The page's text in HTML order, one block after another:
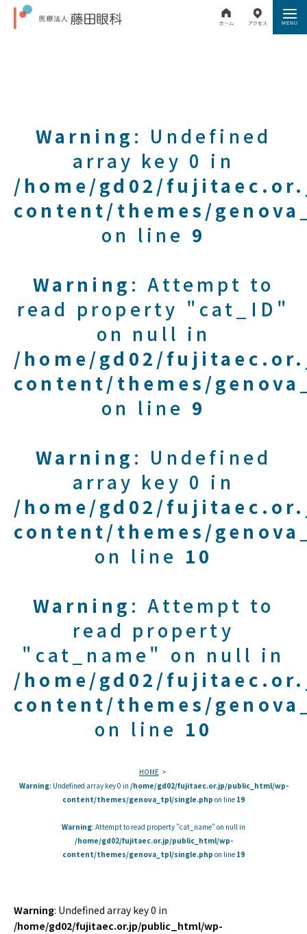
Warning : Undefined
array key 0 in
/home/gd02/
content/themes/
on line 9
Warning : Attempt to
read property "cat_ID"
on null in
/home/gd02/
content/themes/
on line 9
Warning : Undefined
array key 0 in
/home/gd02/
content/themes/
on line 10
Warning : Attempt to
read property
"cat_name" on null in
/home/gd02/
content/themes/
on line 10
HOME
Warning: Undefined array key 0 in /home/gd02/fujitaec.or.jp/public_html/wp-
content/themes/genova_tpl/single.php on line 19
Warning: Attempt to read property "cat_name" on null in
/home/gd02/fujitaec.or.jp/public_html/wp-
content/themes/genova_tpl/single.php on line 19
Warning: Undefined array key 0 in
/home/gd02/fujitaec.or.jp/public_html/wp-